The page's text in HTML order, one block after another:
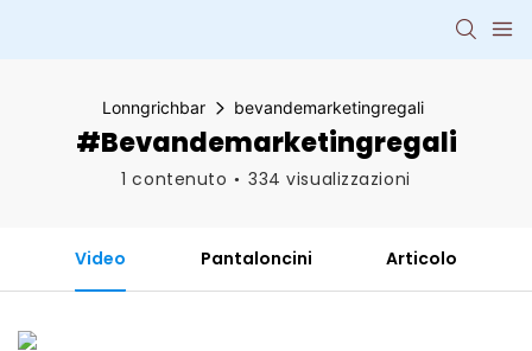
Lonngrichbar bevandemarketingregali
#bevandemarketingregali
1 contenuto 334 visualizzazioni
Video Pantaloncini Articolo